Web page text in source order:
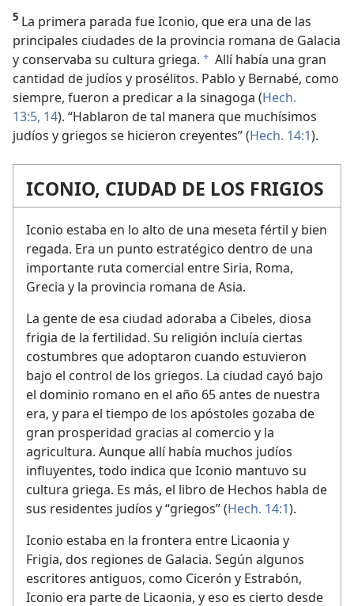
5 La primera parada fue Iconio, que era una de las
principales ciudades de la provincia romana de Galacia
y conservaba su cultura griega. a Allí había una gran
cantidad de judíos y prosélitos. Pablo y Bernabé, como
siempre, fueron a predicar a la sinagoga (Hech.
13:5, 14). “Hablaron de tal manera que muchísimos
judíos y griegos se hicieron creyentes” (Hech. 14:1).
ICONIO, CIUDAD DE LOS FRIGIOS
Iconio estaba en lo alto de una meseta fértil y bien
regada. Era un punto estratégico dentro de una
importante ruta comercial entre Siria, Roma,
Grecia y la provincia romana de Asia.
La gente de esa ciudad adoraba a Cibeles, diosa
frigia de la fertilidad. Su religión incluía ciertas
costumbres que adoptaron cuando estuvieron
bajo el control de los griegos. La ciudad cayó bajo
el dominio romano en el año 65 antes de nuestra
era, y para el tiempo de los apóstoles gozaba de
gran prosperidad gracias al comercio y la
agricultura. Aunque allí había muchos judíos
influyentes, todo indica que Iconio mantuvo su
cultura griega. Es más, el libro de Hechos habla de
sus residentes judíos y “griegos” (Hech. 14:1).
Iconio estaba en la frontera entre Licaonia y
Frigia, dos regiones de Galacia. Según algunos
escritores antiguos, como Cicerón y Estrabón,
Iconio era parte de Licaonia, y eso es cierto desde